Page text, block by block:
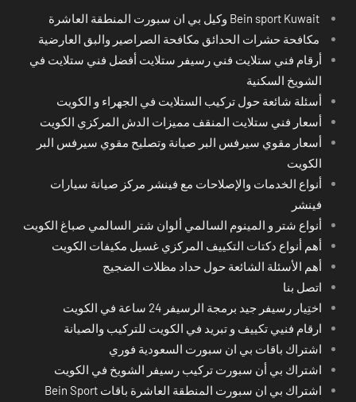
مكافحة حشرات الحدائق مكافحة الصراصير والبق العارضية
أرقام فني ستلايت فني رسيفر ستلايت أفضل فني ستلايت في
الشويخ السكنية
أسئلة شائعة حول تركيب الستلايت في الجهراء و الكويت
أسعار فني ستلايت المنقف مميزات الدش المركزي الكويت
أسعار مقوي سيرفس البر صيانة وتصليح مقوي سيرفس البر
الكويت
أنواع الخدمات والإصلاحات مع فينشر مركز صيانة سيارات
فينشر
أنواع شتر و المينوم السالمي ألوان شتر السالمي صباغ الكويت
أهم أنواع دكتات التكييف المركزي غسيل مكيفات الكويت
أهم الأسئلة الشائعة حول حداد مظلات الضجيج
اتصل بنا
اختِيار رسيفر جيد برمجة الرسيفر 24 ساعة في الكويت
ارقام فنيي تكييف و تبريد في الكويت للتركيب والصيانة
اشتراك باقات بي ان سبورت السعودية فوري
اشتراك بي أن سبورت تركيب رسيفر الشويخ في الكويت
اشتراك بي ان سبورت المنطقة العاشرة باقات Bein Sport